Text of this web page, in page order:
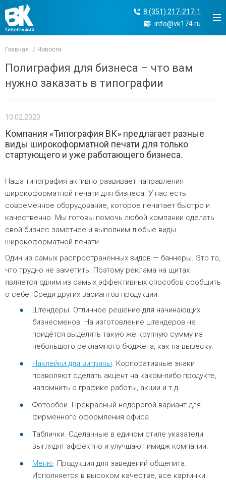
8 (351) 217-217-1
info@vk174.ru
Главная Новости
Полиграфия для бизнеса – что вам
нужно заказать в типографии
10.02.2020
Компания «Типография ВК» предлагает разные
виды широкоформатной печати для только
стартующего и уже работающего бизнеса.
Наша типография активно развивает направления
широкоформатной печати для бизнеса. У нас есть
современное оборудование, которое печатает быстро и
качественно. Мы готовы помочь любой компании сделать
свой бизнес заметнее и выполним любые виды
широкоформатной печати.
Один из самых распространённых видов — баннеры. Это то,
что трудно не заметить. Поэтому реклама на щитах
является одним из самых эффективных способов сообщить
о себе. Среди других вариантов продукции:
Штендеры. Отличное решение для начинающих
бизнесменов. На изготовление штендеров не
придётся выделять такую же крупную сумму из
небольшого рекламного бюджета, как на вывеску.
Наклейки для витрины. Корпоративные знаки
позволяют сделать акцент на каком-либо продукте,
напомнить о графике работы, акции и т.д.
Фотообои. Прекрасный недорогой вариант для
фирменного оформления офиса.
Таблички. Сделанные в едином стиле указатели
выглядят эффектно и улучшают имидж компании.
Меню. Продукция для заведений общепита.
Исполняется в высоком качестве, все картинки